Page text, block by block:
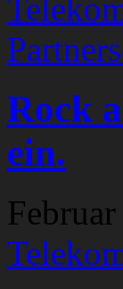
Rock
ein.